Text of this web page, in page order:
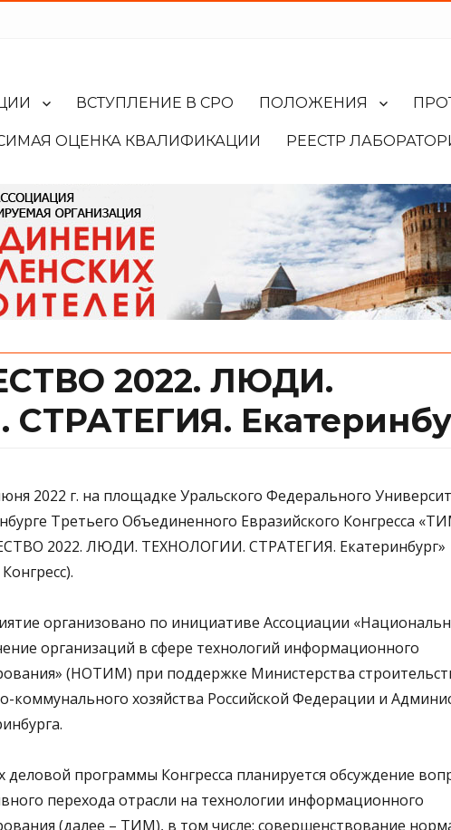
ВСТУПЛЕНИЕ В СРО ПОЛОЖЕНИЯ
ОЦЕНКА КВАЛИФИКАЦИИ РЕЕСТР
2022. ЛЮДИ.
2022 г. на площадке Уральского Федерального
Третьего Объединенного Евразийского Конгресса
2022. ЛЮДИ. ТЕХНОЛОГИИ. СТРАТЕГИЯ. Екатеринбург»
организовано по инициативе Ассоциации
организаций в сфере технологий информационного
(НОТИМ) при поддержке Министерства
коммунального хозяйства Российской Федерации и
деловой программы Конгресса планируется обсуждение
перехода отрасли на технологии информационного
(далее – ТИМ), в том числе: совершенствование